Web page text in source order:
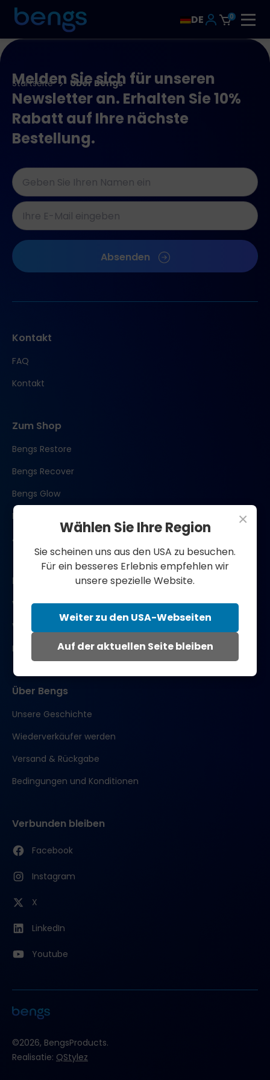
DE 0
Startseite Über Bengs
Melden Sie sich für unseren
Newsletter an. Erhalten Sie 10%
Rabatt auf Ihre nächste
Bestellung.
Naam
*
E-
Mail-
Adressen
*
CAPTCHA
Absenden
Kontakt
FAQ
Kontakt
Zum Shop
Bengs Restore
Bengs Recover
Bengs Glow
Bengs Perform
Abonnieren
Mehr lernen
Wissenschaft und Forschung
Wissensbasis
Kundengeschichten
Über Bengs
Unsere Geschichte
Wiederverkäufer werden
Versand & Rückgabe
Bedingungen und Konditionen
Verbunden bleiben
Facebook
Instagram
X
LinkedIn
Youtube
©2026, BengsProducts.
Realisatie: QStylez
×
Wählen Sie Ihre Region
Sie scheinen uns aus den USA zu besuchen.
Für ein besseres Erlebnis empfehlen wir
unsere spezielle Website.
Weiter zu den USA-Webseiten
Auf der aktuellen Seite bleiben